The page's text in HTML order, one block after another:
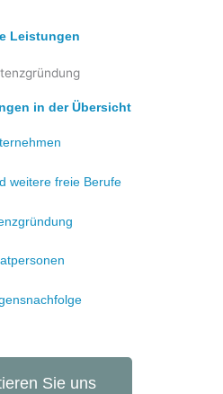
Leistungen
in der Übersicht
weitere freie Berufe
Sie uns